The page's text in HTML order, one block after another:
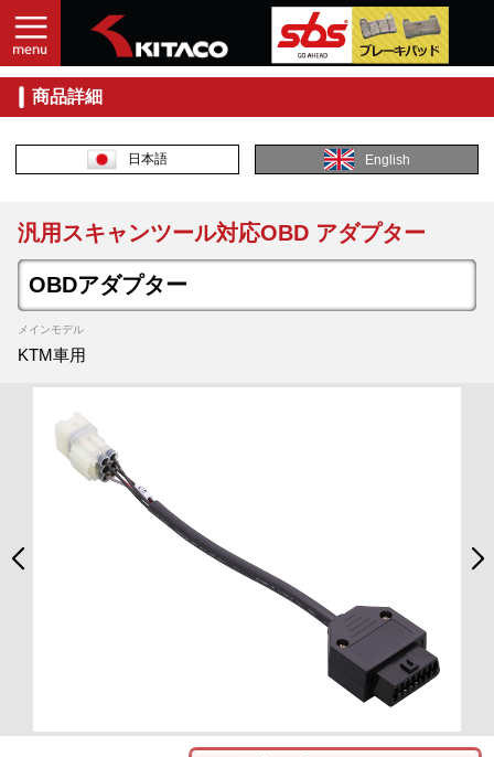
商品詳細
日本語 English
汎用スキャンツール対応OBD アダプター
OBDアダプター
メインモデル
KTM車用